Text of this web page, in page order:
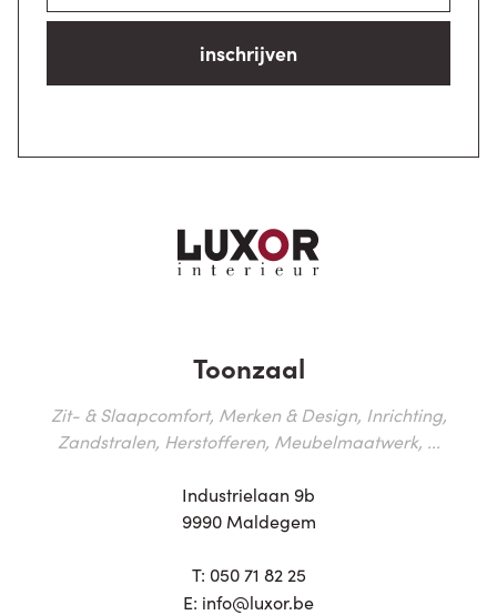
inschrijven
Toonzaal
Zit- & Slaapcomfort, Merken & Design, Inrichting,
Zandstralen, Herstofferen, Meubelmaatwerk, ...
Industrielaan 9b
9990 Maldegem
T: 050 71 82 25
E: info@luxor.be